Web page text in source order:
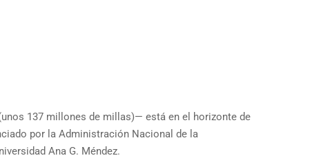
137 millones de millas)— está en el horizonte de
por la Administración Nacional de la
Ana G. Méndez.